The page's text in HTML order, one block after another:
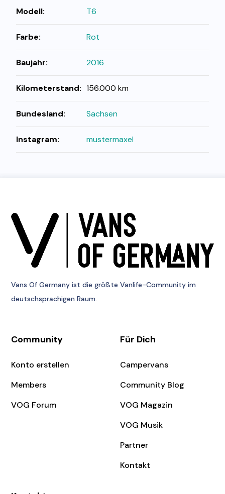
Modell: T6
Farbe: Rot
Baujahr: 2016
Kilometerstand: 156.000 km
Bundesland: Sachsen
Instagram: mustermaxel
Vans Of Germany ist die größte Vanlife-Community im
deutschsprachigen Raum.
Community
Konto erstellen
Members
VOG Forum
Für Dich
Campervans
Community Blog
VOG Magazin
VOG Musik
Partner
Kontakt